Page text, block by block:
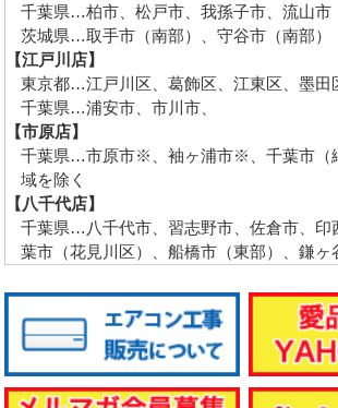
千葉県…柏市、松戸市、我孫子市、流山市
茨城県…取手市（南部）、守谷市（南部）
【江戸川店】
東京都…江戸川区、葛飾区、江東区、墨田
千葉県…浦安市、市川市、
【市原店】
千葉県…市原市※、袖ヶ浦市※、千葉市
域を除く
【八千代店】
千葉県…八千代市、習志野市、佐倉市、印
葉市（花見川区）、船橋市（東部）、鎌ヶ